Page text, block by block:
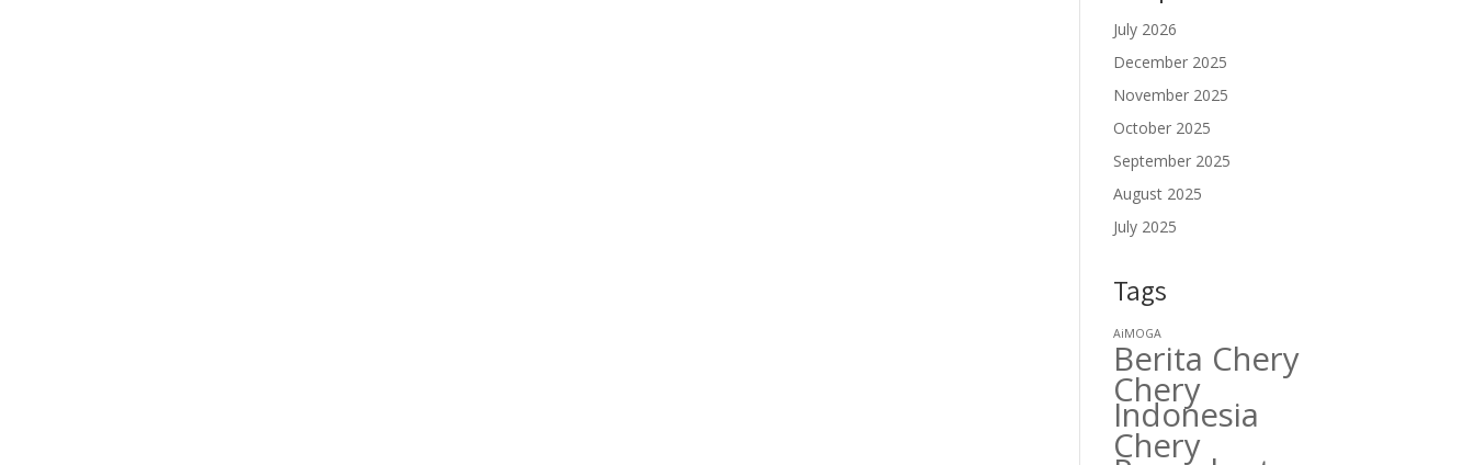
July 2026
December 2025
November 2025
October 2025
September 2025
August 2025
July 2025
Tags
AiMOGA
Berita Chery
Chery
Indonesia
Chery